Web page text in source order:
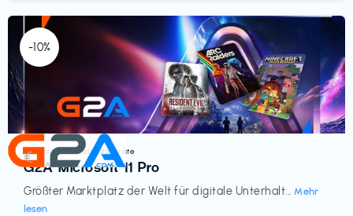
-10%
Elektronik & Haushaltsgeräte
G2A Microsoft 11 Pro
Größter Marktplatz der Welt für digitale Unterhalt... Mehr
lesen
€‎